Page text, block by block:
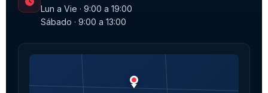
Lun a Vie · 9:00 a 19:00
Sábado · 9:00 a 13:00